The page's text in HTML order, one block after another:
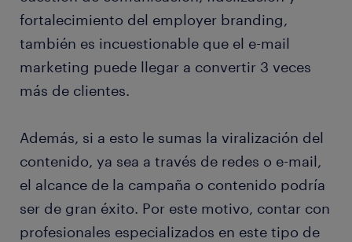
fortalecimiento del employer branding,
también es incuestionable que el e-mail
marketing puede llegar a convertir 3 veces
más de clientes.
Además, si a esto le sumas la viralización del
contenido, ya sea a través de redes o e-mail,
el alcance de la campaña o contenido podría
ser de gran éxito. Por este motivo, contar con
profesionales especializados en este tipo de